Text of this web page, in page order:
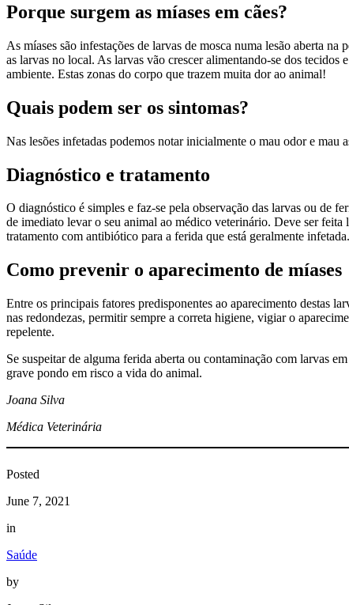
Porque surgem as míases em cães?
As míases são infestações de larvas de mosca numa lesão aberta
as larvas no local. As larvas vão crescer alimentando-se dos tecidos
ambiente. Estas zonas do corpo que trazem muita dor ao animal!
Quais podem ser os sintomas?
Nas lesões infetadas podemos notar inicialmente o mau odor e mau
Diagnóstico e tratamento
O diagnóstico é simples e faz-se pela observação das larvas ou de
de imediato levar o seu animal ao médico veterinário. Deve ser feita
tratamento com antibiótico para a ferida que está geralmente infetada.
Como prevenir o aparecimento de míases
Entre os principais fatores predisponentes ao aparecimento destas
nas redondezas, permitir sempre a correta higiene, vigiar o
repelente.
Se suspeitar de alguma ferida aberta ou contaminação com larvas
grave pondo em risco a vida do animal.
Joana Silva
Médica Veterinária
Posted
June 7, 2021
in
Saúde
by